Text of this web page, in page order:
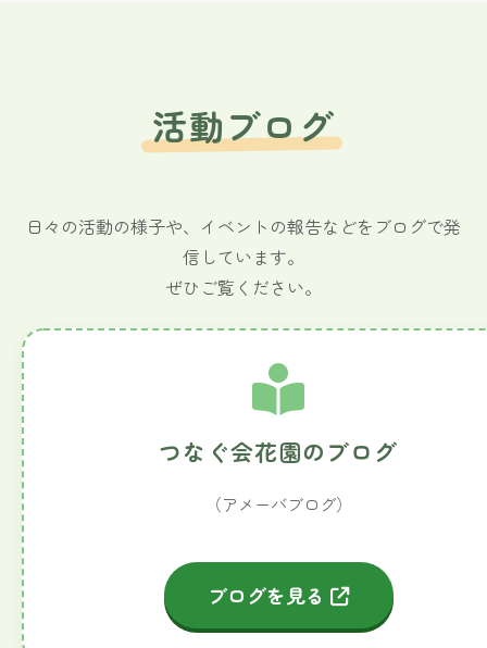
活動ブログ
日々の活動の様子や、イベントの報告などをブログで発
信しています。
ぜひご覧ください。
つなぐ会花園のブログ
（アメーバブログ）
ブログを見る